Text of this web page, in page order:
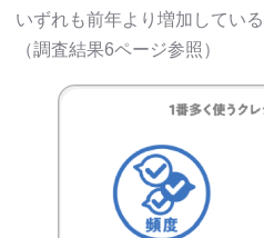
いずれも前年より増加している
（調査結果6ページ参照）